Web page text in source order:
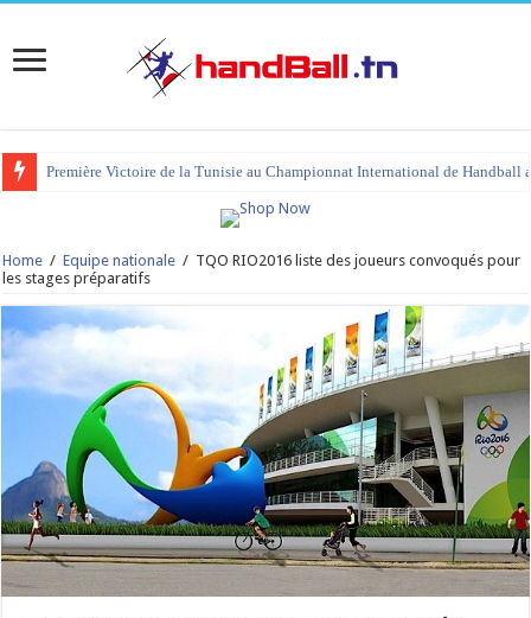
Première Victoire de la Tunisie au Championnat International de Handball
tournoi international Hammamet 2023 : programme et liste des joueurs
Home / Equipe nationale / TQO RIO2016 liste des joueurs convoqués pour
les stages préparatifs